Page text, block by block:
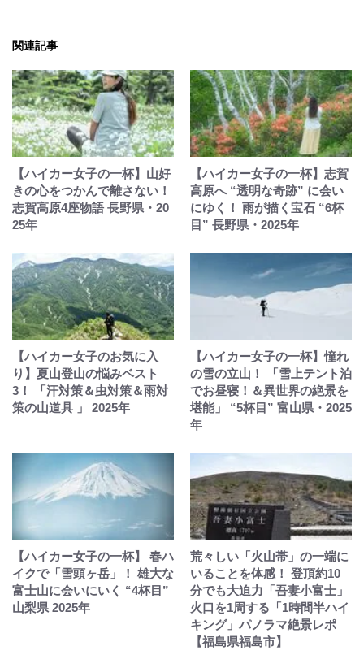
関連記事
【ハイカー女子の一杯】山好
きの心をつかんで離さない！
志賀高原4座物語 長野県・20
25年
【ハイカー女子の一杯】志賀
高原へ “透明な奇跡” に会い
にゆく！ 雨が描く宝石 “6杯
目” 長野県・2025年
【ハイカー女子のお気に入
り】夏山登山の悩みベスト
3！ 「汗対策＆虫対策＆雨対
策の山道具 」 2025年
【ハイカー女子の一杯】憧れ
の雪の立山！ 「雪上テント泊
でお昼寝！＆異世界の絶景を
堪能」 “5杯目” 富山県・2025
年
【ハイカー女子の一杯】 春ハ
イクで「雪頭ヶ岳」！ 雄大な
富士山に会いにいく “4杯目”
山梨県 2025年
荒々しい「火山帯」の一端に
いることを体感！ 登頂約10
分でも大迫力「吾妻小富士」
火口を1周する「1時間半ハイ
キング」パノラマ絶景レポ
【福島県福島市】